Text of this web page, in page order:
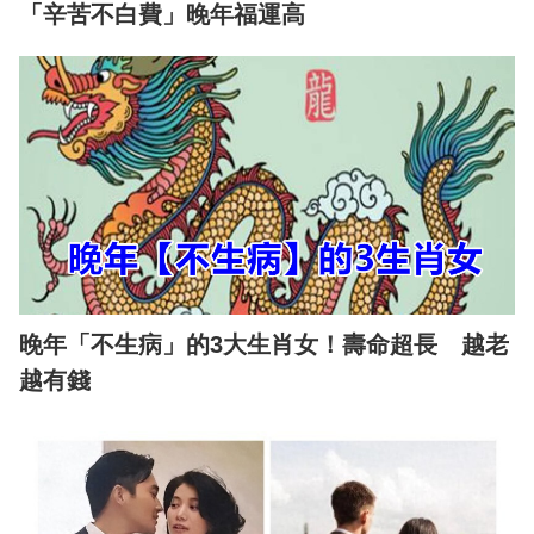
「辛苦不白費」晚年福運高
晚年「不生病」的3大生肖女！壽命超長 越老
越有錢